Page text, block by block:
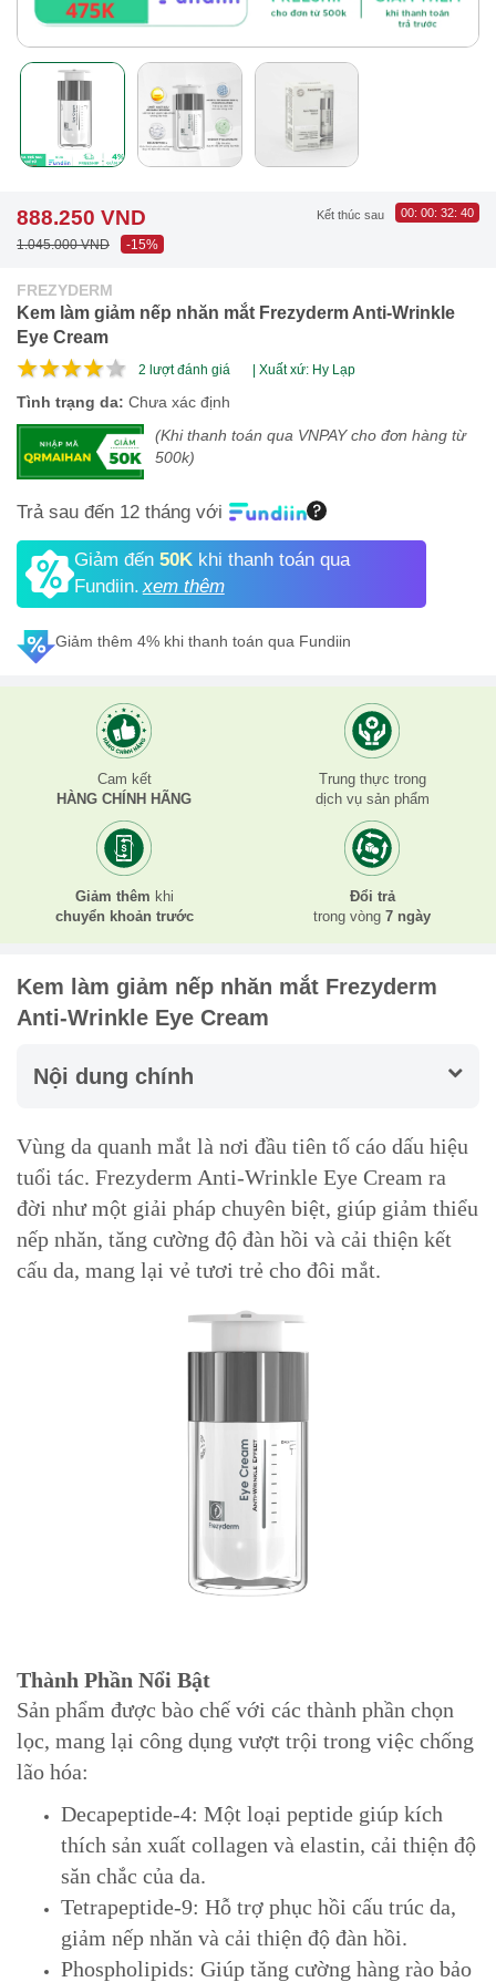
888.250 VND
1.045.000 VND -15%
Kết thúc sau 00: 00: 32: 39
FREZYDERM
Kem làm giảm nếp nhăn mắt Frezyderm Anti-Wrinkle
Eye Cream
2 lượt đánh giá | Xuất xứ: Hy Lạp
Tình trạng da: Chưa xác định
(Khi thanh toán qua VNPAY cho đơn hàng từ
500k)
Trả sau đến 12 tháng với
Giảm đến 50K khi thanh toán qua
Fundiin.xem thêm
Giảm thêm 4% khi thanh toán qua Fundiin
Cam kết
HÀNG CHÍNH HÃNG
Trung thực trong
dịch vụ sản phẩm
Giảm thêm khi
chuyển khoản trước
Đổi trả
trong vòng 7 ngày
Kem làm giảm nếp nhăn mắt Frezyderm
Anti-Wrinkle Eye Cream
Nội dung chính
Vùng da quanh mắt là nơi đầu tiên tố cáo dấu hiệu
tuổi tác. Frezyderm Anti-Wrinkle Eye Cream ra
đời như một giải pháp chuyên biệt, giúp giảm thiểu
nếp nhăn, tăng cường độ đàn hồi và cải thiện kết
cấu da, mang lại vẻ tươi trẻ cho đôi mắt.
Thành Phần Nổi Bật
Sản phẩm được bào chế với các thành phần chọn
lọc, mang lại công dụng vượt trội trong việc chống
lão hóa:
Decapeptide-4: Một loại peptide giúp kích
thích sản xuất collagen và elastin, cải thiện độ
săn chắc của da.
Tetrapeptide-9: Hỗ trợ phục hồi cấu trúc da,
giảm nếp nhăn và cải thiện độ đàn hồi.
Phospholipids: Giúp tăng cường hàng rào bảo